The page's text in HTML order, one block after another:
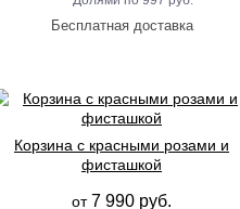
Корзина с красными розами и
фисташкой
от7 990 руб.